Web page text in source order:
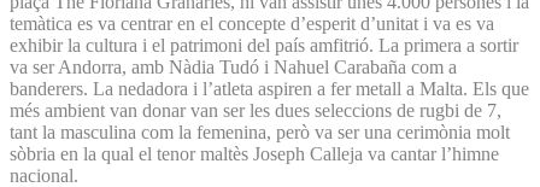
temàtica es va centrar en el concepte d’esperit d’unitat i va es va
exhibir la cultura i el patrimoni del país amfitrió. La primera a sortir
va ser Andorra, amb Nàdia Tudó i Nahuel Carabaña com a
banderers. La nedadora i l’atleta aspiren a fer metall a Malta. Els que
més ambient van donar van ser les dues seleccions de rugbi de 7,
tant la masculina com la femenina, però va ser una cerimònia molt
sòbria en la qual el tenor maltès Joseph Calleja va cantar l’himne
nacional.